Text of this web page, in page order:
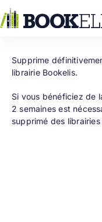
au
contenu
Supprime
librairie Bookelis.
Si vous bénéficiez de
2 semaines est
supprimé des